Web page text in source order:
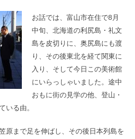
お話では、富山市在住で8月
中旬、北海道の利尻島・礼文
島を皮切りに、奥尻島にも渡
り、その後東北を経て関東に
入り、そして今日この美術館
にいらっしゃいました。途中
おもに街の見学の他、登山・
いる由。
原まで足を伸ばし、その後日本列島を